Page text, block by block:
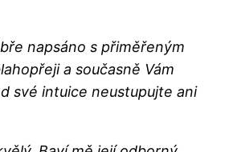
napsáno s přiměřeným
a současně Vám
své intuice neustupujte ani